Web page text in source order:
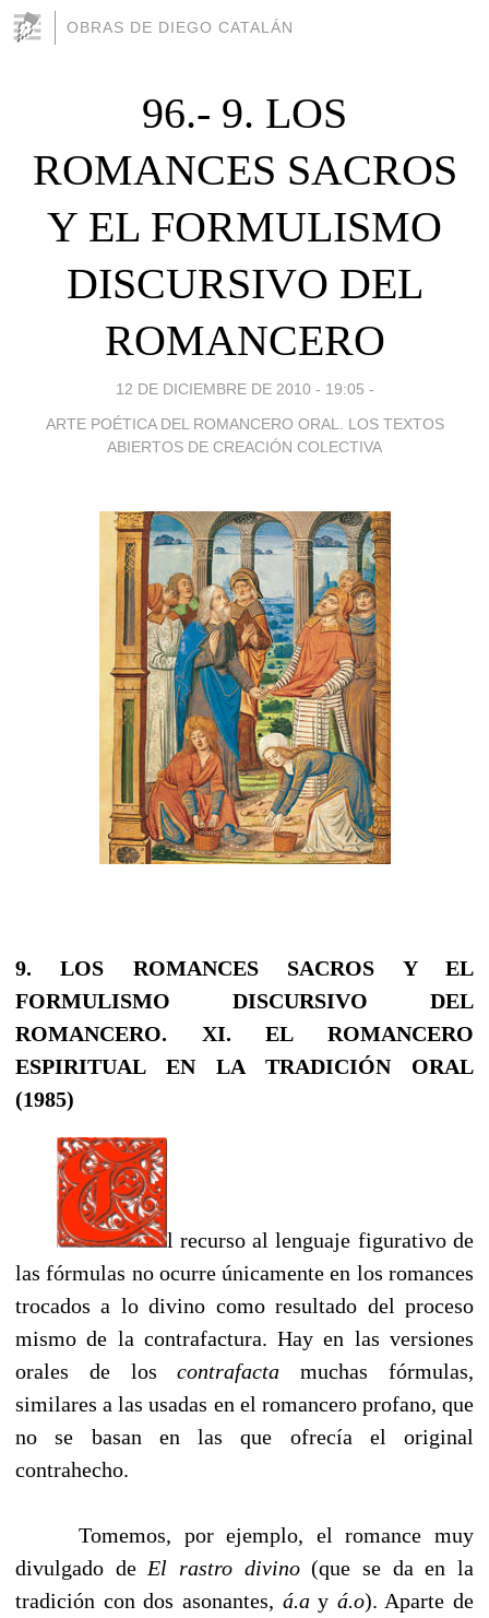
OBRAS DE DIEGO CATALÁN
96.- 9. LOS
ROMANCES SACROS
Y EL FORMULISMO
DISCURSIVO DEL
ROMANCERO
12 DE DICIEMBRE DE 2010 - 19:05 -
ARTE POÉTICA DEL ROMANCERO ORAL. LOS TEXTOS
ABIERTOS DE CREACIÓN COLECTIVA
9. LOS ROMANCES SACROS Y EL
FORMULISMO DISCURSIVO DEL
ROMANCERO. XI. EL ROMANCERO
ESPIRITUAL EN LA TRADICIÓN ORAL
(1985)
l recurso al lenguaje figurativo de
las fórmulas no ocurre únicamente en los romances
trocados a lo divino como resultado del proceso
mismo de la contrafactura. Hay en las versiones
orales de loscontrafacta muchas fórmulas,
similares a las usadas en el romancero profano, que
no se basan en las que ofrecía el original
contrahecho.
Tomemos, por ejemplo, el romance muy
divulgado de El rastro divino(que se da en la
tradición con dos asonantes, á.ay á.o). Aparte de